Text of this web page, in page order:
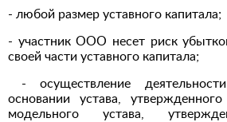
- любой размер уставного капитала;
- участник ООО несет риск
своей части уставного капитала;
- осуществление
основании устава,
модельного устава,